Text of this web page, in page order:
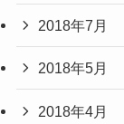
2018年7月
2018年5月
2018年4月